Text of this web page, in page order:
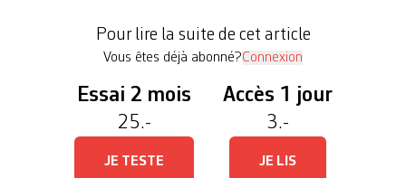
ont mis le feu […]
Pour lire la suite de cet article
Vous êtes déjà abonné?Connexion
Essai 2 mois
25.-
JE TESTE
Accès 1 jour
3.-
JE LIS